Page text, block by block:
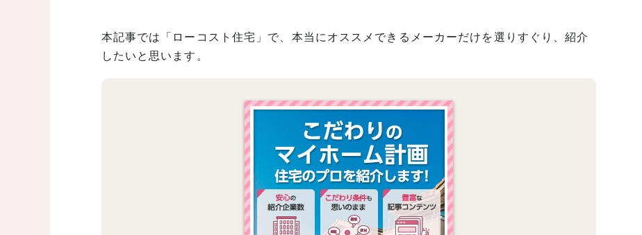
本記事では「ローコスト住宅」で、本当にオススメできるメーカーだけを選りすぐり、紹介
したいと思います。